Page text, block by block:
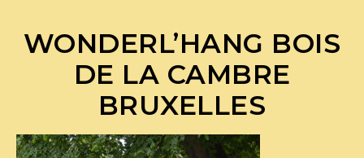
WONDERL’HANG BOIS
DE LA CAMBRE
BRUXELLES